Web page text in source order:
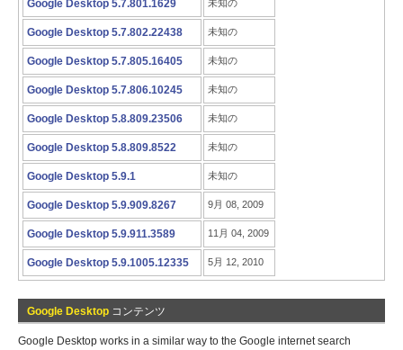
Google Desktop 5.7.801.1629 未知の
Google Desktop 5.7.802.22438 未知の
Google Desktop 5.7.805.16405 未知の
Google Desktop 5.7.806.10245 未知の
Google Desktop 5.8.809.23506 未知の
Google Desktop 5.8.809.8522 未知の
Google Desktop 5.9.1 未知の
Google Desktop 5.9.909.8267 9月 08, 2009
Google Desktop 5.9.911.3589 11月 04, 2009
Google Desktop 5.9.1005.12335 5月 12, 2010
Google Desktop コンテンツ
Google Desktop works in a similar way to the Google internet search